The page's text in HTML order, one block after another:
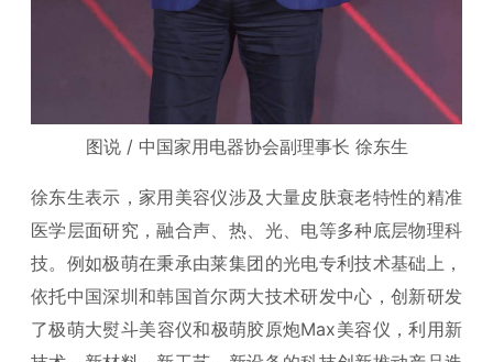
图说 / 中国家用电器协会副理事长 徐东生
徐东生表示，家用美容仪涉及大量皮肤衰老特性的精准
医学层面研究，融合声、热、光、电等多种底层物理科
技。例如极萌在秉承由莱集团的光电专利技术基础上，
依托中国深圳和韩国首尔两大技术研发中心，创新研发
了极萌大熨斗美容仪和极萌胶原炮Max美容仪，利用新